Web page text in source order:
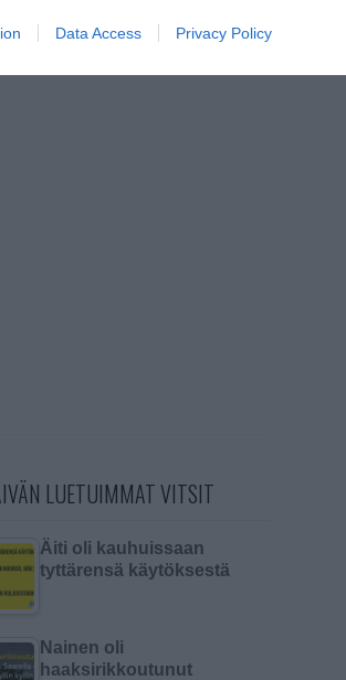
Data Access Privacy Policy
LUETUIMMAT VITSIT
Äiti oli kauhuissaan
tyttärensä käytöksestä
Nainen oli
haaksirikkoutunut